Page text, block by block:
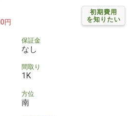
初期費用
を知りたい
円
保証金
なし
間取り
1K
方位
南